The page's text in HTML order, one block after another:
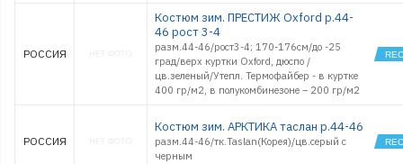
РОССИЯ
Костюм зим. ПРЕСТИЖ Oxford р.44-
46 рост 3-4
разм.44-46/рост3-4; 170-176см/до -25
град/верх куртки Oxford, дюспо /
цв.зеленый/Утепл. Термофайбер - в куртке
400 гр/м2, в полукомбинезоне – 200 гр/м2
РОССИЯ
Костюм зим. АРКТИКА таслан р.44-46
разм.44-46/тк.Taslan(Корея)/цв.серый с
черным